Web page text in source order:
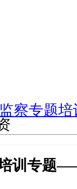
察专题培
训专题